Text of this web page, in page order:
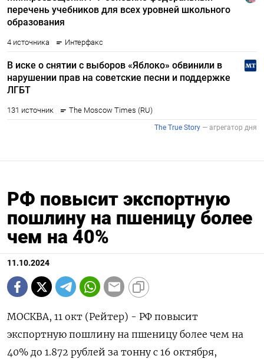
РФ повысит экспортную
пошлину на пшеницу более
чем на 40%
11.10.2024
МОСКВА, 11 окт (Рейтер) - РФ повысит
экспортную пошлину на пшеницу более чем на
40% до 1.872 рублей за тонну с 16 октября,